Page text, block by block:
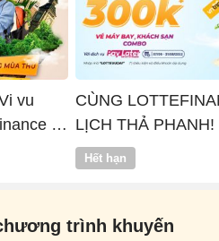
vu
x
CÙNG
LỊCH THẢ PHANH!
Hết hạn
trình khuyến